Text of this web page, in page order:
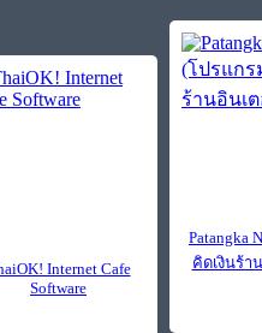
Internet Cafe
Software
Patangka
คิดเงินร้า